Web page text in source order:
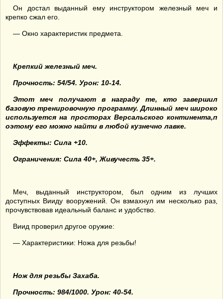
Он достал выданный ему инструктором железный меч и
крепко сжал его.
— Окно характеристик предмета.
Крепкий железный меч.
Прочность: 54/54. Урон: 10-14.
Этот меч получают в награду те, кто завершил
базовую тренировочную программу. Длинный меч широко
используется на просторах Версальского континента,п
оэтому его можно найти в любой кузнечно лавке.
Эффекты: Сила +10.
Ограничения: Сила 40+, Живучесть 35+.
Меч, выданный инструктором, был одним из лучших
доступных Вииду вооружений. Он взмахнул им несколько раз,
прочувствовав идеальный баланс и удобство.
Виид проверил другое оружие:
— Характеристики: Ножа для резьбы!
Нож для резьбы Захаба.
Прочность: 984/1000. Урон: 40-54.